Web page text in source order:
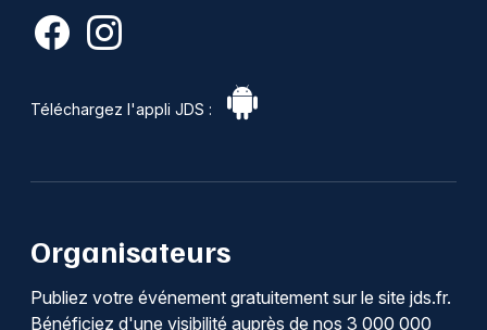
Téléchargez l'appli JDS :
Organisateurs
Publiez votre événement gratuitement sur le site jds.fr.
Bénéficiez d'une visibilité auprès de nos 3 000 000